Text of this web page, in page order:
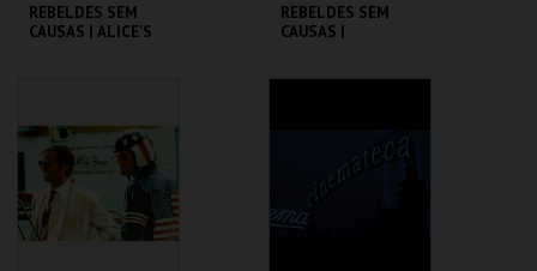
REBELDES SEM
CAUSAS | ALICE'S
MAIS INFO
COMPRAR
REBELDES SEM
CAUSAS |
MAIS INFO